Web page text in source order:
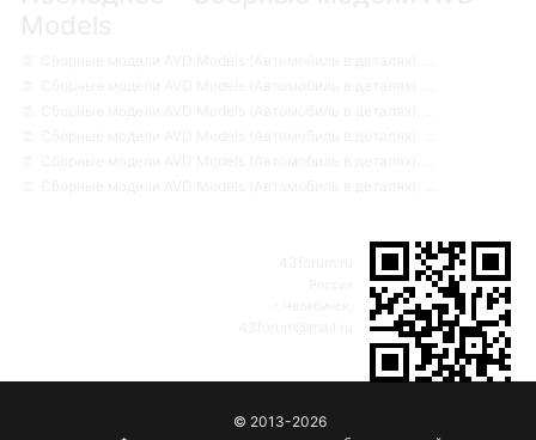
© 2013-2026